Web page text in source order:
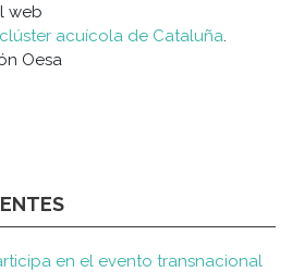
web
acuícola de Cataluña
Oesa
en el evento transnacional